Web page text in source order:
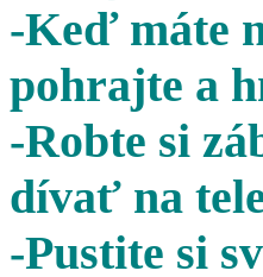
-Keď máte
pohrajte a
-Robte si
dívať na
-Pustite si